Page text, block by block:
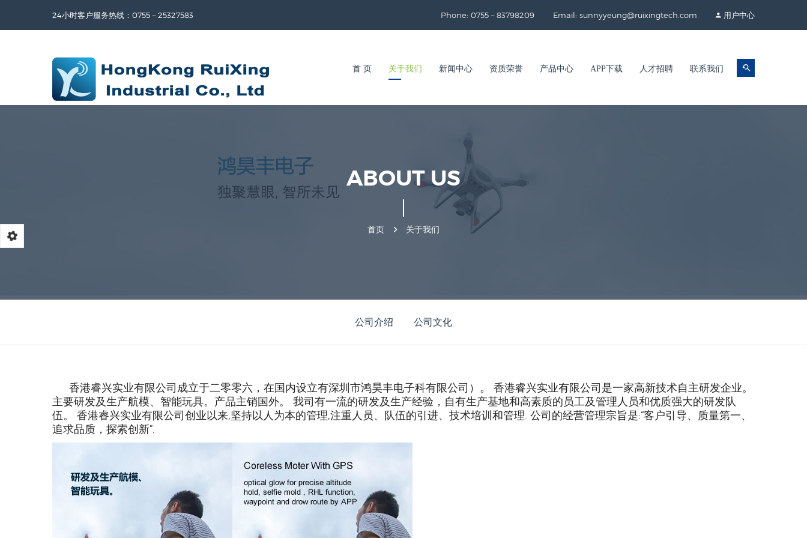
24小时客户服务热线：0755－25327583 Phone: 0755－83798209 Email: sunnyyeung@ruixingtech.com 用户中心
首 页 关于我们 新闻中心 资质荣誉 产品中心 APP下载 人才招聘 联系我们
ABOUT US
首页 关于我们
公司介绍 公司文化
香港睿兴实业有限公司成立于二零零六，在国内设立有深圳市鸿昊丰电子科有限公司）。 香港睿兴实业有限公司是一家高新技术自主研发企业。
主要研发及生产航模、智能玩具。产品主销国外。 我司有一流的研发及生产经验，自有生产基地和高素质的员工及管理人员和优质强大的研发队
伍。 香港睿兴实业有限公司创业以来,坚持以人为本的管理,注重人员、队伍的引进、技术培训和管理. 公司的经营管理宗旨是:“客户引导、质量第一、
追求品质，探索创新”.